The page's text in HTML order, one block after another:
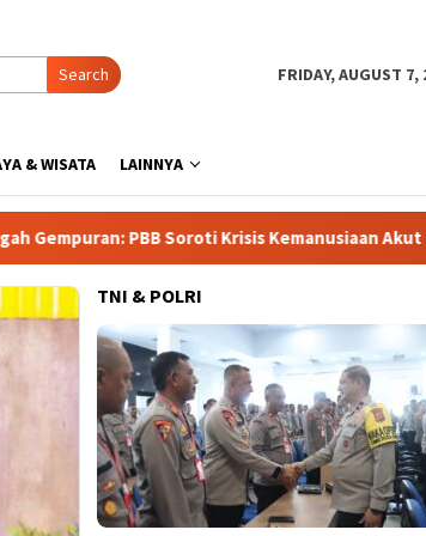
Search FRIDAY, AUGUST 7,
& WISATA LAINNYA
PBB Soroti Krisis Kemanusiaan Akut dan
TNI & POLRI